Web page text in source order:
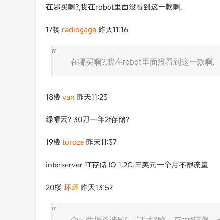
在哪买啊?,我在robot里面没看到这一款啊.
17楼 radiogaga 昨天11:16
在哪买啊?,我在robot里面没看到这一款啊.
18楼 van 昨天11:23
绿帽云? 30刀一年2t存储?
19楼 toroze 昨天11:37
interserver 1T存储 IO 1.2G,三美元一个月不限流量
20楼 坏坏 昨天13:52